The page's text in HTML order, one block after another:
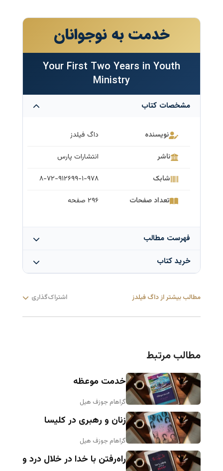
خدمت به نوجوانان
Your First Two Years in Youth
Ministry
مشخصات کتاب
نویسنده
داگ فیلدز
ناشر
انتشارات پارس
شابک
۸-۷۲-۹۱۲۶۹۹-۱-۹۷۸
تعداد صفحات
۲۹۶ صفحه
فهرست مطالب
پیش از ورود به بحث (پیش‌گفتار)
فصل ۴: برای شاگردان چه چیزی از همه مهمتر
است؟
فصل ۵: چگونه با والدین کار کنم؟
فصل ۶: چرا این‌ همه نزاع و درگیری؟
فصل ۷: چه کسی رهبر است؟
فصل ۸: از کجا کمک بگیرم؟
خرید کتاب
خرید نسخه چاپی خرید نسخه دیجیتالی
contactshop@parstheology.com
اشتراک‌گذاری مطالب بیشتر از داگ فیلدز
مطالب مرتبط
خدمت موعظه
گراهام جوزف هیل
زنان و رهبری در کلیسا
گراهام جوزف هیل
راه‌رفتن با خدا در خلال درد و